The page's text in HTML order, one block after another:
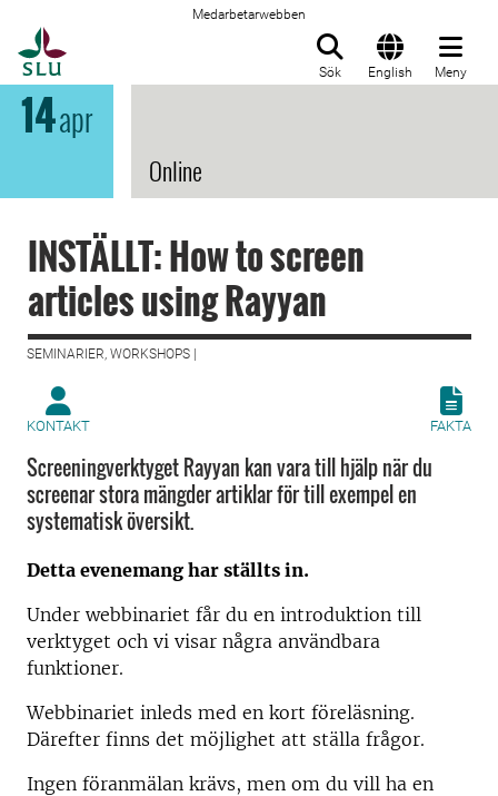
Medarbetarwebben
Sök English Meny
14apr
Online
INSTÄLLT: How to screen
articles using Rayyan
SEMINARIER, WORKSHOPS |
KONTAKT FAKTA
Screeningverktyget Rayyan kan vara till hjälp när du
screenar stora mängder artiklar för till exempel en
systematisk översikt.
Detta evenemang har ställts in.
Under webbinariet får du en introduktion till
verktyget och vi visar några användbara
funktioner.
Webbinariet inleds med en kort föreläsning.
Därefter finns det möjlighet att ställa frågor.
Ingen föranmälan krävs, men om du vill ha en